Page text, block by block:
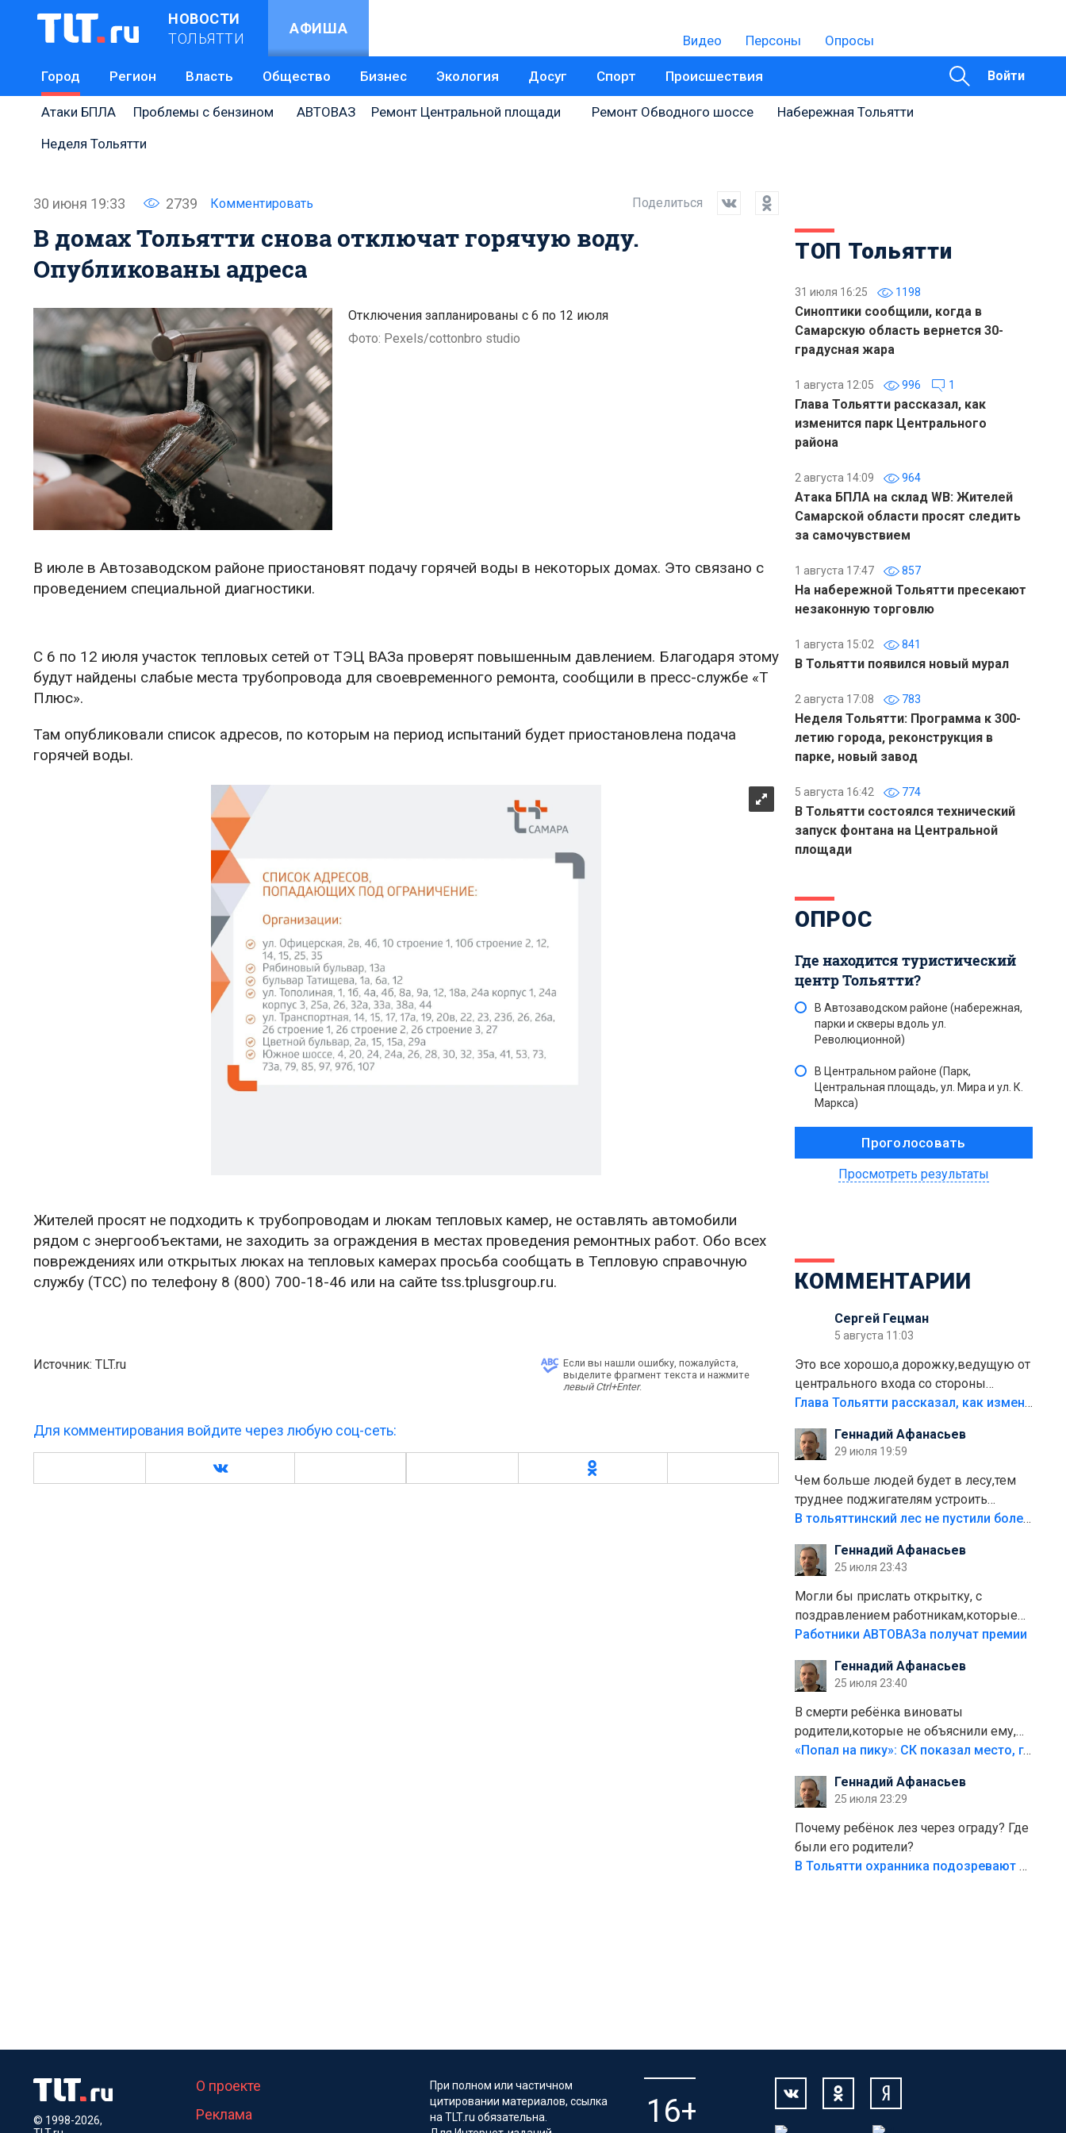
НОВОСТИ
ТОЛЬЯТТИ
АФИША
Видео Персоны Опросы
Город Регион Власть Общество Бизнес Экология Досуг Спорт Происшествия Войти
Атаки БПЛА Проблемы с бензином АВТОВАЗ Ремонт Центральной площади Ремонт Обводного шоссе
Набережная Тольятти
Неделя Тольятти
30 июня 19:33 2739 Комментировать Поделиться
В домах Тольятти снова отключат горячую воду.
Опубликованы адреса
Отключения запланированы с 6 по 12 июля
Фото: Pexels/cottonbro studio
В июле в Автозаводском районе приостановят подачу горячей воды в некоторых домах. Это связано с
проведением специальной диагностики.
С 6 по 12 июля участок тепловых сетей от ТЭЦ ВАЗа проверят повышенным давлением. Благодаря этому
будут найдены слабые места трубопровода для своевременного ремонта, сообщили в пресс-службе «Т
Плюс».
Там опубликовали список адресов, по которым на период испытаний будет приостановлена подача
горячей воды.
Жителей просят не подходить к трубопроводам и люкам тепловых камер, не оставлять автомобили
рядом с энергообъектами, не заходить за ограждения в местах проведения ремонтных работ. Обо всех
повреждениях или открытых люках на тепловых камерах просьба сообщать в Тепловую справочную
службу (ТСС) по телефону 8 (800) 700-18-46 или на сайте tss.tplusgroup.ru.
Источник: TLT.ru
Если вы нашли ошибку, пожалуйста,
выделите фрагмент текста и нажмите
левый Ctrl+Enter.
Для комментирования войдите через любую соц-сеть:
ТОП Тольятти
31 июля 16:25 1198
Синоптики сообщили, когда в
Самарскую область вернется 30-
градусная жара
1 августа 12:05 996 1
Глава Тольятти рассказал, как
изменится парк Центрального
района
2 августа 14:09 964
Атака БПЛА на склад WB: Жителей
Самарской области просят следить
за самочувствием
1 августа 17:47 857
На набережной Тольятти пресекают
незаконную торговлю
1 августа 15:02 841
В Тольятти появился новый мурал
2 августа 17:08 783
Неделя Тольятти: Программа к 300-
летию города, реконструкция в
парке, новый завод
5 августа 16:42 774
В Тольятти состоялся технический
запуск фонтана на Центральной
площади
ОПРОС
Где находится туристический
центр Тольятти?
В Автозаводском районе (набережная,
парки и скверы вдоль ул.
Революционной)
В Центральном районе (Парк,
Центральная площадь, ул. Мира и ул. К.
Маркса)
Просмотреть результаты
КОММЕНТАРИИ
Сергей Гецман
5 августа 11:03
Это все хорошо,а дорожку,ведущую от
центрального входа со стороны
кафе"Мираж" к аттракционам слабо
плитки не хватило,т.к.осенью и зимой
лежала в парке и испортилась.Да
еще,видимо,часть украли.
Глава Тольятти рассказал, как изменится парк Центрального района
Геннадий Афанасьев
29 июля 19:59
Чем больше людей будет в лесу,тем
труднее поджигателям устроить
пожар.Тех кто разводит костры,тех
полно стоит,почему водители всё
равно едут в лес? Штрафы мизерные.
В тольяттинский лес не пустили более тысячи автомобилей
Геннадий Афанасьев
25 июля 23:43
Могли бы прислать открытку, с
поздравлением работникам,которые
больше сорока лет отработали на
Работники АВТОВАЗа получат премии
Геннадий Афанасьев
25 июля 23:40
В смерти ребёнка виноваты
родители,которые не объяснили ему,
что такое хорошо и что такое плохо!
безумия,есть же калитка,ворота!
Жалко ребёнка,но он сам выбрал свою
судьбу.
«Попал на пику»: СК показал место, где был смертельно травмирован ребенок в Тольятти
Геннадий Афанасьев
25 июля 23:29
Почему ребёнок лез через ограду? Где
были его родители?
В Тольятти охранника подозревают в причинении смерти ребенку
© 1998-2026,
О проекте
Реклама
При полном или частичном
цитировании материалов, ссылка
на TLT.ru обязательна.